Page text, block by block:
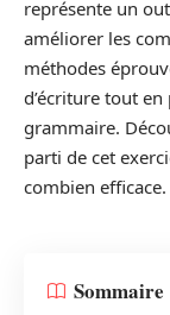
représente un
améliorer les
méthodes
d’écriture tout
grammaire.
parti de cet
combien efficace.
Sommaire